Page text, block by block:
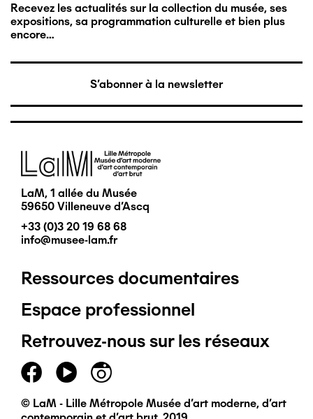
Recevez les actualités sur la collection du musée, ses
expositions, sa programmation culturelle et bien plus
encore…
S'abonner à la newsletter
Image
LaM, 1 allée du Musée
59650 Villeneuve d'Ascq
+33 (0)3 20 19 68 68
info@musee-lam.fr
Pied
de
page
principal
Ressources documentaires
Espace professionnel
Retrouvez-nous sur les réseaux
© LaM - Lille Métropole Musée d'art moderne, d'art